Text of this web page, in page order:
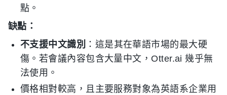
點。
缺點：
不支援中文識別 ：這是其在華語市場的最大硬
傷。若會議內容包含大量中文，Otter.ai 幾乎無
法使用。
價格相對較高，且主要服務對象為英語系企業用